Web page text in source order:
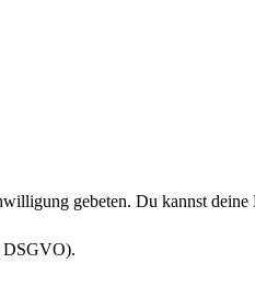
gebeten. Du kannst
DSGVO).